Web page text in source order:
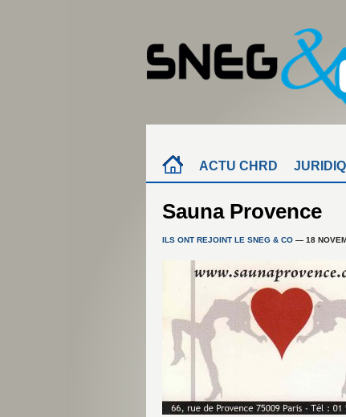
ACTU CHRD
Sauna Provence
ILS ONT REJOINT LE SNEG & CO — 18